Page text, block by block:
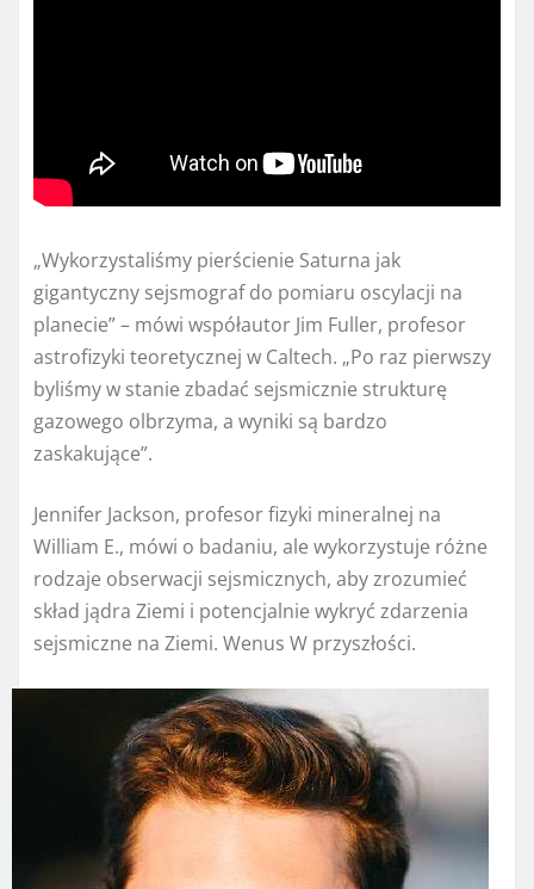
„Wykorzystaliśmy pierścienie Saturna jak
gigantyczny sejsmograf do pomiaru oscylacji na
planecie” – mówi współautor Jim Fuller, profesor
astrofizyki teoretycznej w Caltech. „Po raz pierwszy
byliśmy w stanie zbadać sejsmicznie strukturę
gazowego olbrzyma, a wyniki są bardzo
zaskakujące”.
Jennifer Jackson, profesor fizyki mineralnej na
William E., mówi o badaniu, ale wykorzystuje różne
rodzaje obserwacji sejsmicznych, aby zrozumieć
skład jądra Ziemi i potencjalnie wykryć zdarzenia
sejsmiczne na Ziemi. Wenus W przyszłości.